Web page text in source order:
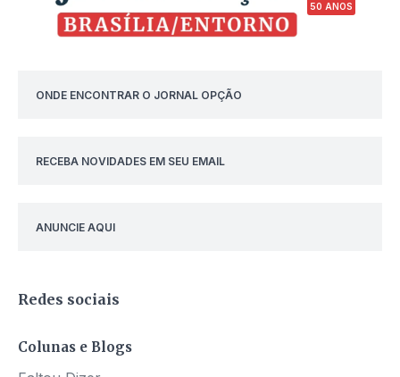
50 ANOS
ONDE ENCONTRAR O JORNAL OPÇÃO
RECEBA NOVIDADES EM SEU EMAIL
ANUNCIE AQUI
Redes sociais
Colunas e Blogs